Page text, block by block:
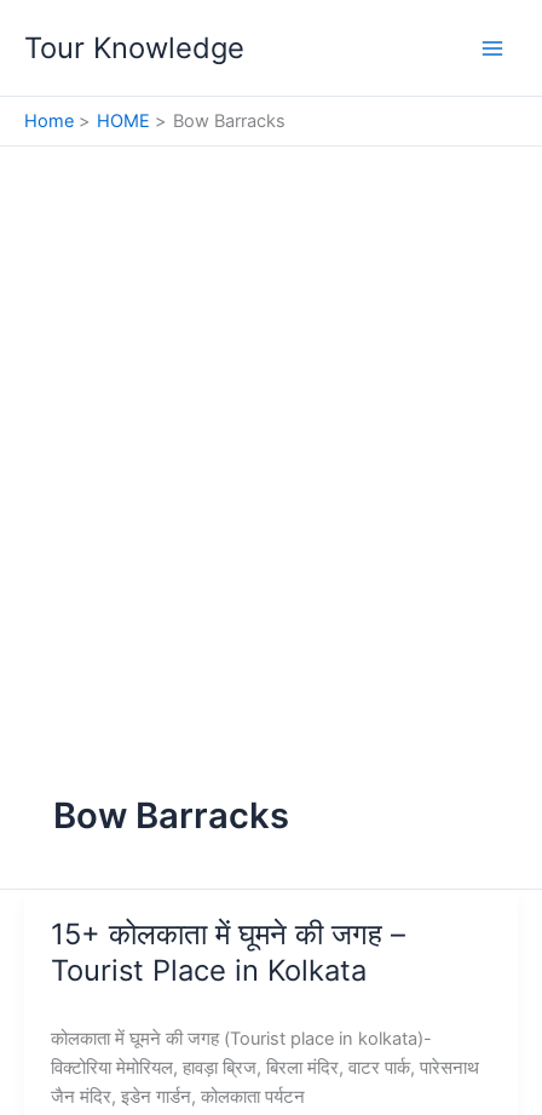
Tour Knowledge
Home HOME Bow Barracks
Bow Barracks
15+ कोलकाता में घूमने की जगह –
Tourist Place in Kolkata
कोलकाता में घूमने की जगह (Tourist place in kolkata)-
विक्टोरिया मेमोरियल, हावड़ा ब्रिज, बिरला मंदिर, वाटर पार्क, पारेसनाथ
जैन मंदिर, इडेन गार्डन, कोलकाता पर्यटन